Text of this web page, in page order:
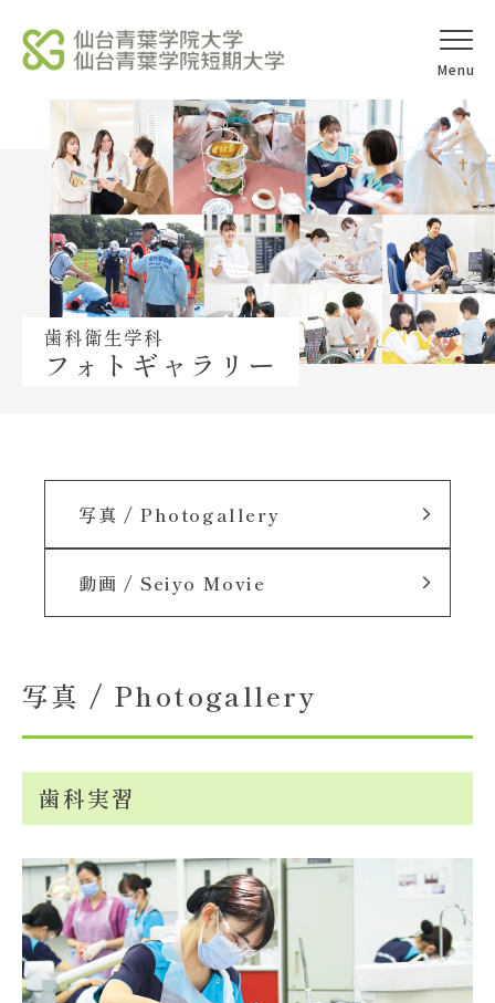
オープンキャ
ンパス
アクセス
学校法人北杜学園
Topics
イベント一覧
歯科衛生学科
フォトギャラリー
写真 / Photogallery
動画 / Seiyo Movie
写真 / Photogallery
歯科実習